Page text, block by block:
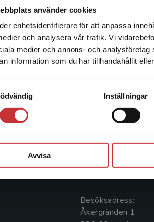
använder cookies
enhetsidentifierare för att anpassa
och analysera vår trafik. Vi
medier och annons- och
information som du har tillhandahållit
Inställningar
Avvisa
Det verkar som att
enhet utanför
Sverige. För att
leveransadressen
idag Sveriges
kurslitteratur,
Kontakta oss
Kontakta oss
046-31 20 00
Box 141
221 00 Lund
Besöksadress:
Åkergränden 1